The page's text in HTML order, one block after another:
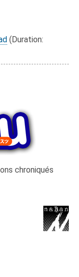
(Duration:
chroniqués